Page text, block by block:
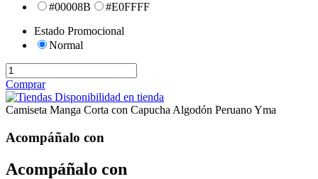
#00008B
#E0FFFF
Estado Promocional
Normal
Comprar
Disponibilidad en tienda
Camiseta Manga Corta con Capucha Algodón Peruano Yma
Acompáñalo con
Acompáñalo con